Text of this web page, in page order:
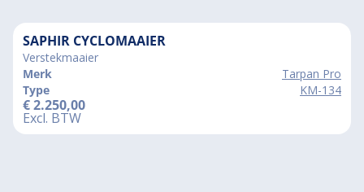
SAPHIR CYCLOMAAIER
Verstekmaaier
Merk
Tarpan Pro
Type
KM-134
€2.250,00
Excl. BTW